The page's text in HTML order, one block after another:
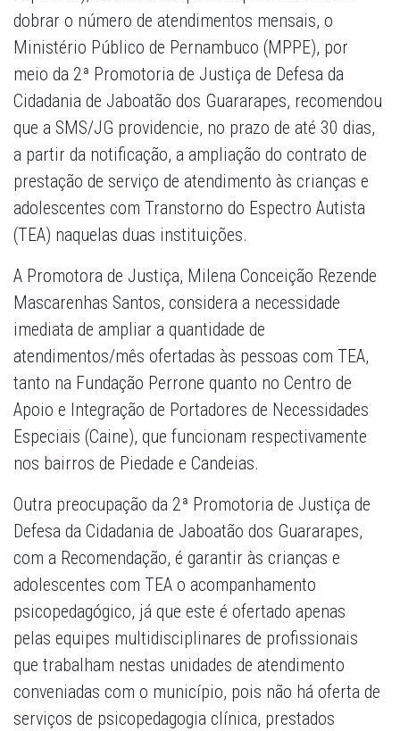
dobrar o número de atendimentos mensais, o
Ministério Público de Pernambuco (MPPE), por
meio da 2ª Promotoria de Justiça de Defesa da
Cidadania de Jaboatão dos Guararapes, recomendou
que a SMS/JG providencie, no prazo de até 30 dias,
a partir da notificação, a ampliação do contrato de
prestação de serviço de atendimento às crianças e
adolescentes com Transtorno do Espectro Autista
(TEA) naquelas duas instituições.
A Promotora de Justiça, Milena Conceição Rezende
Mascarenhas Santos, considera a necessidade
imediata de ampliar a quantidade de
atendimentos/mês ofertadas às pessoas com TEA,
tanto na Fundação Perrone quanto no Centro de
Apoio e Integração de Portadores de Necessidades
Especiais (Caine), que funcionam respectivamente
nos bairros de Piedade e Candeias.
Outra preocupação da 2ª Promotoria de Justiça de
Defesa da Cidadania de Jaboatão dos Guararapes,
com a Recomendação, é garantir às crianças e
adolescentes com TEA o acompanhamento
psicopedagógico, já que este é ofertado apenas
pelas equipes multidisciplinares de profissionais
que trabalham nestas unidades de atendimento
conveniadas com o município, pois não há oferta de
serviços de psicopedagogia clínica, prestados